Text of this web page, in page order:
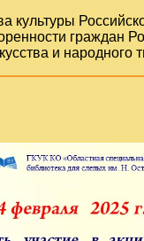
культуры
граждан
и народного